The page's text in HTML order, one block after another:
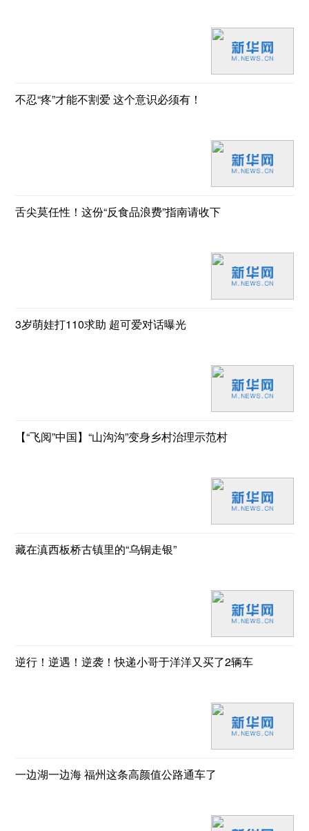
不忍“疼”才能不割爱 这个意识必须有！
舌尖莫任性！这份“反食品浪费”指南请收下
3岁萌娃打110求助 超可爱对话曝光
【“飞阅”中国】“山沟沟”变身乡村治理示范村
藏在滇西板桥古镇里的“乌铜走银”
逆行！逆遇！逆袭！快递小哥于洋洋又买了2辆车
一边湖一边海 福州这条高颜值公路通车了